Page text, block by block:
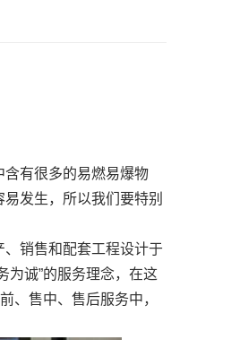
有很多的易燃易爆物
发生，所以我们要特别
销售和配套工程设计于
为诚”的服务理念，在这
、售中、售后服务中，